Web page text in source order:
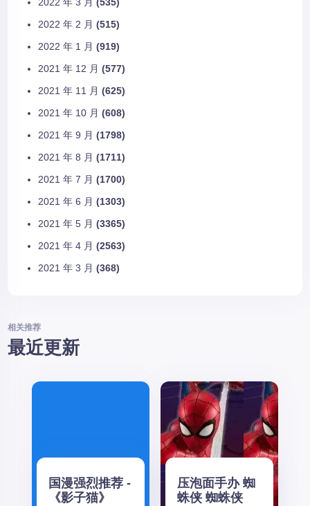
2022 年 2 月 (515)
2022 年 1 月 (919)
2021 年 12 月 (577)
2021 年 11 月 (625)
2021 年 10 月 (608)
2021 年 9 月 (1798)
2021 年 8 月 (1711)
2021 年 7 月 (1700)
2021 年 6 月 (1303)
2021 年 5 月 (3365)
2021 年 4 月 (2563)
2021 年 3 月 (368)
相关推荐
最近更新
国漫强烈推荐 -
《影子猫》
压泡面手办 蜘
蛛侠 蜘蛛侠